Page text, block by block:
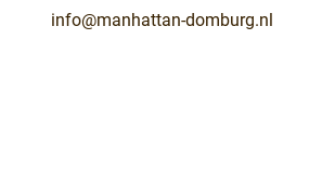
info@manhattan-domburg.nl